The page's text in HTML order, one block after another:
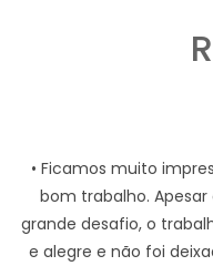
• Ficamos muito
bom trabalho.
grande desafio, o
e alegre e não foi